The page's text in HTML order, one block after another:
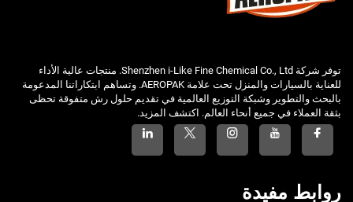
توفر شركة Shenzhen i-Like Fine Chemical Co., Ltd. منتجات عالية الأداء
للعناية بالسيارات والمنزل تحت علامة AEROPAK. وتساهم ابتكاراتنا المدعومة
بالبحث والتطوير وشبكة التوزيع العالمية في تقديم حلول رش متفوقة تحظى
بثقة العملاء في جميع أنحاء العالم. اكتشف المزيد.
روابط مفيدة